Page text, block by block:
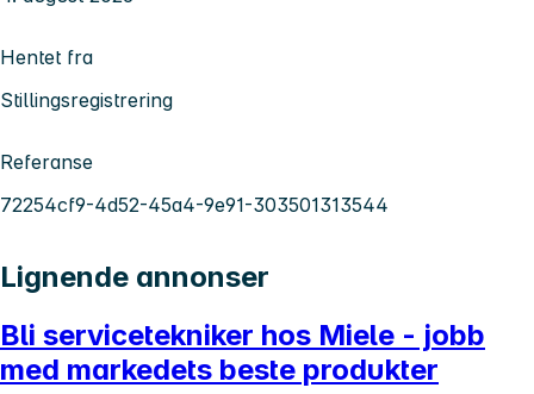
Hentet fra
Stillingsregistrering
Referanse
72254cf9-4d52-45a4-9e91-303501313544
Lignende annonser
Bli servicetekniker hos Miele - jobb
med markedets beste produkter